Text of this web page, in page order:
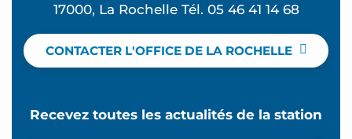
17000, La Rochelle Tél. 05 46 41 14 68
CONTACTER L'OFFICE DE LA ROCHELLE
Recevez toutes les actualités de la station